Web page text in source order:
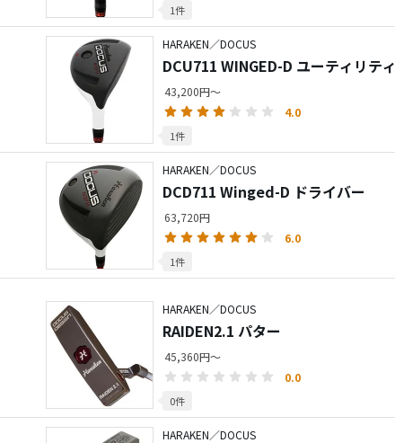
1件
HARAKEN／DOCUS
DCU711 WINGED-D ユーティリティ
43,200円～
4.0
1件
HARAKEN／DOCUS
DCD711 Winged-D ドライバー
63,720円
6.0
1件
HARAKEN／DOCUS
RAIDEN2.1 パター
45,360円～
0.0
0件
HARAKEN／DOCUS